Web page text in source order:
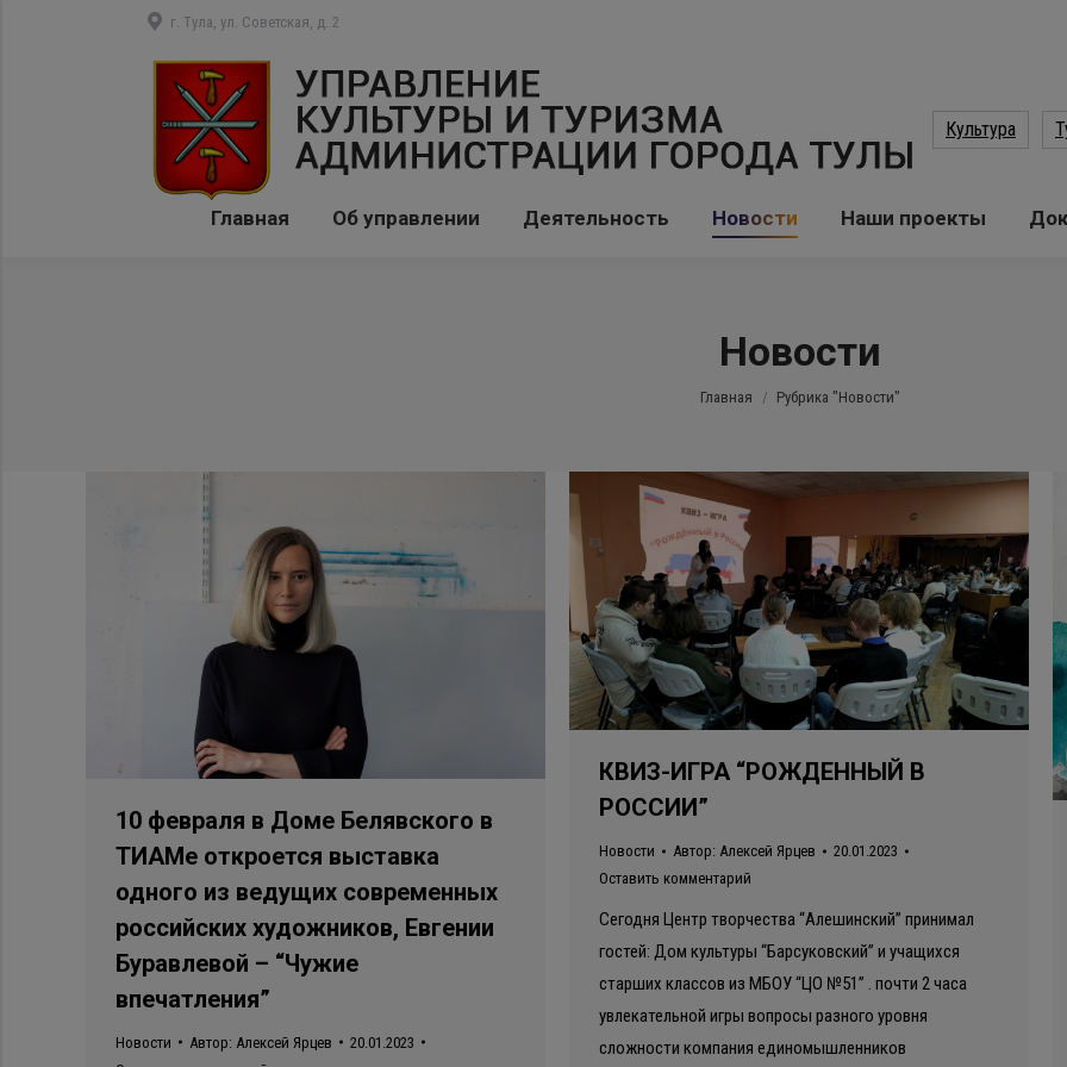
г. Тула, ул. Советская, д. 2
Культура
Главная Об управлении Деятельность Новости Наши проекты
Новости
Вы здесь:
Главная Рубрика "Новости"
10 февраля в Доме Белявского в
ТИАМе откроется выставка
одного из ведущих современных
российских художников, Евгении
Буравлевой – “Чужие
впечатления”
Новости Автор: Алексей Ярцев
20.01.2023
КВИЗ-ИГРА “РОЖДЕННЫЙ В
РОССИИ”
Новости Автор: Алексей Ярцев
20.01.2023
Оставить комментарий
Сегодня Центр творчества “Алешинский” принимал
гостей: Дом культуры “Барсуковский” и учащихся
старших классов из МБОУ “ЦО №51” . почти 2 часа
увлекательной игры вопросы разного уровня
сложности компания единомышленников